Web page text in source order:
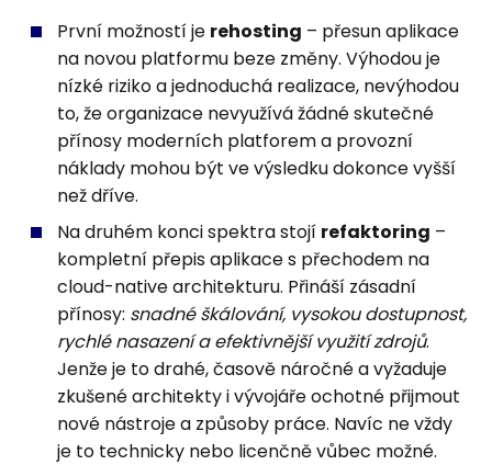
První možností je rehosting – přesun aplikace
na novou platformu beze změny. Výhodou je
nízké riziko a jednoduchá realizace, nevýhodou
to, že organizace nevyužívá žádné skutečné
přínosy moderních platforem a provozní
náklady mohou být ve výsledku dokonce vyšší
než dříve.
Na druhém konci spektra stojí refaktoring –
kompletní přepis aplikace s přechodem na
cloud-native architekturu. Přináší zásadní
přínosy: snadné škálování, vysokou dostupnost,
rychlé nasazení a efektivnější využití zdrojů.
Jenže je to drahé, časově náročné a vyžaduje
zkušené architekty i vývojáře ochotné přijmout
nové nástroje a způsoby práce. Navíc ne vždy
je to technicky nebo licenčně vůbec možné.